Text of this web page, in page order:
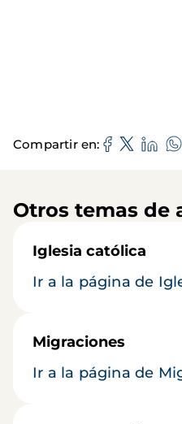
Compartir en
Otros temas de
Iglesia católica
Ir a la página de
Migraciones
Ir a la página de